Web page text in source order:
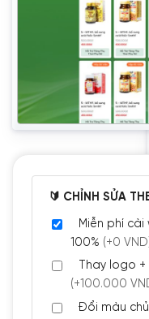
🔰 CHỈNH SỬA
Miễn phí
100% (+0
Thay logo
(+100.000
Đổi màu